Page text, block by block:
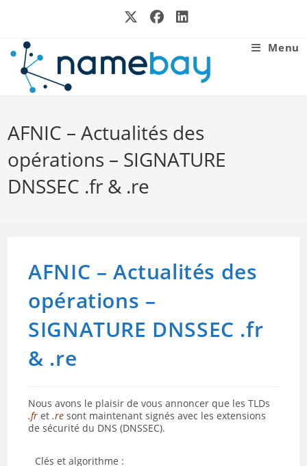
Menu
AFNIC – Actualités des
opérations – SIGNATURE
DNSSEC .fr & .re
AFNIC – Actualités des
opérations –
SIGNATURE DNSSEC .fr
& .re
Nous avons le plaisir de vous annoncer que les TLDs
.fr et.resont maintenant signés avec les extensions
de sécurité du DNS (DNSSEC).
Clés et algorithme :